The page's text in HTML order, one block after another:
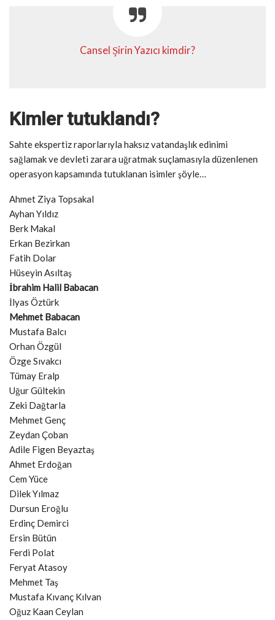
Cansel Şirin Yazıcı kimdir?
Kimler tutuklandı?
Sahte ekspertiz raporlarıyla haksız vatandaşlık edinimi
sağlamak ve devleti zarara uğratmak suçlamasıyla düzenlenen
operasyon kapsamında tutuklanan isimler şöyle…
Ahmet Ziya Topsakal
Ayhan Yıldız
Berk Makal
Erkan Bezirkan
Fatih Dolar
Hüseyin Asıltaş
İbrahim Halil Babacan
İlyas Öztürk
Mehmet Babacan
Mustafa Balcı
Orhan Özgül
Özge Sıvakcı
Tümay Eralp
Uğur Gültekin
Zeki Dağtarla
Mehmet Genç
Zeydan Çoban
Adile Figen Beyaztaş
Ahmet Erdoğan
Cem Yüce
Dilek Yılmaz
Dursun Eroğlu
Erdinç Demirci
Ersin Bütün
Ferdi Polat
Feryat Atasoy
Mehmet Taş
Mustafa Kıvanç Kılvan
Oğuz Kaan Ceylan